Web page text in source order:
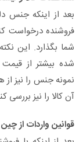
بعد از اینکه جنس
فروشنده درخواست
شما بگذارد. این
شده بیشتر از قیمت
نمونه جنس را نیز
آن کالا را نیز بررسی
قوانین واردات از